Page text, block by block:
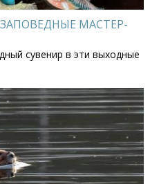
МАСТЕР-
сувенир в эти выходные